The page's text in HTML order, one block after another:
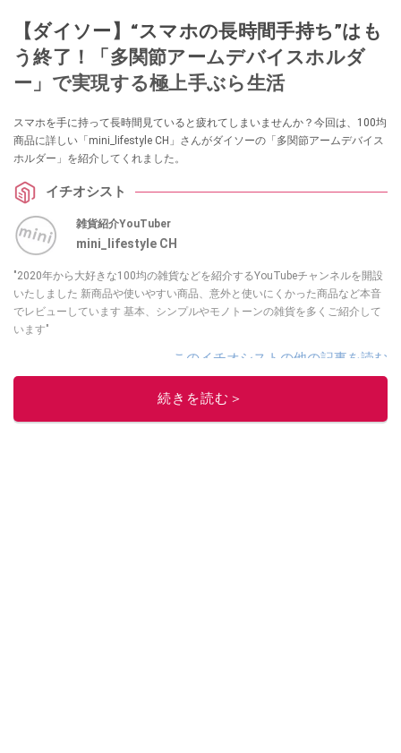
【ダイソー】“スマホの長時間手持ち”はも
う終了！「多関節アームデバイスホルダ
ー」で実現する極上手ぶら生活
スマホを手に持って長時間見ていると疲れてしまいませんか？今回は、100均
商品に詳しい「mini_lifestyle CH」さんがダイソーの「多関節アームデバイス
ホルダー」を紹介してくれました。
イチオシスト
雑貨紹介YouTuber
mini_lifestyle CH
"2020年から大好きな100均の雑貨などを紹介するYouTubeチャンネルを開設
いたしました 新商品や使いやすい商品、意外と使いにくかった商品など本音
でレビューしています 基本、シンプルやモノトーンの雑貨を多くご紹介して
います"
このイチオシストの他の記事を読む
続きを読む＞